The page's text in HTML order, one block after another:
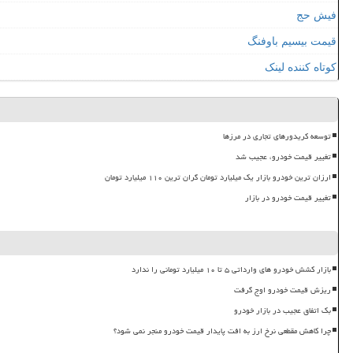
فیش حج
قیمت بیسیم باوفنگ
کوتاه کننده لینک
توسعه کریدورهای تجاری در مرزها
تغییر قیمت خودرو، عجیب شد
ارزان ترین خودرو بازار یک میلیارد تومان گران ترین ۱۱۰ میلیارد تومان
تغییر قیمت خودرو در بازار
بازار کشش خودرو های وارداتی ۵ تا ۱۰ میلیارد تومانی را ندارد
ریزش قیمت خودرو اوج گرفت
بک اتفاق عجیب در بازار خودرو
چرا کاهش مقطعی نرخ ارز به افت پایدار قیمت خودرو منجر نمی شود؟